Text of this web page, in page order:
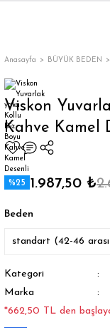
Anasayfa BÜYÜK BEDEN
Viskon
Kahve Kamel
%25 1.987,50 ₺
Beden
standart (42-46
Kategori
Marka
*662,50 TL den